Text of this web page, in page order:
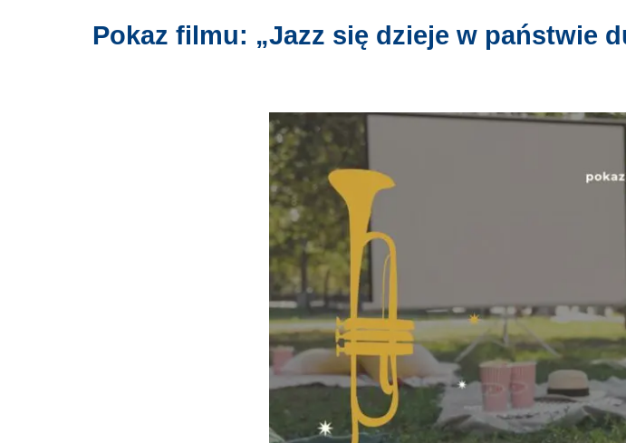
Pokaz filmu: „Jazz się dzieje w państwie